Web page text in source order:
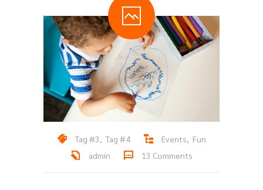
Tag #3, Tag #4 Events, Fun
admin
13 Comments